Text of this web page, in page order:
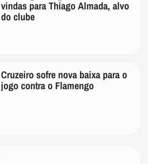
vindas para Thiago Almada, alvo
do clube
Cruzeiro sofre nova baixa para o
jogo contra o Flamengo